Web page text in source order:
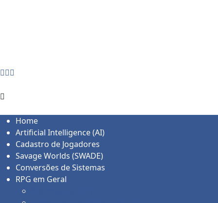
Home
Artificial Intelligence (AI)
Cadastro de Jogadores
Savage Worlds (SWADE)
Conversões de Sistemas
RPG em Geral